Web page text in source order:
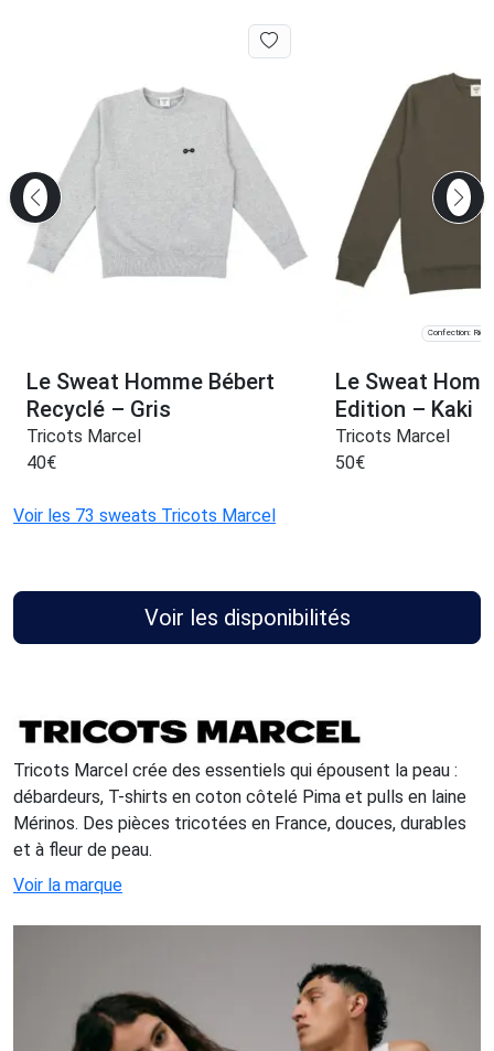
Le Sweat Homme Bébert
Recyclé – Gris
Tricots Marcel
40€
Confection:
Le Sweat
Edition – Kaki
Tricots Marcel
50€
Voir les 73 sweats Tricots Marcel
Voir les disponibilités
Tricots Marcel crée des essentiels qui épousent la peau :
débardeurs, T-shirts en coton côtelé Pima et pulls en laine
Mérinos. Des pièces tricotées en France, douces, durables
et à fleur de peau.
Voir la marque